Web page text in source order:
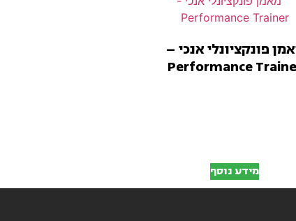
פונקציונלי אנכי –
Performance
מידע נוסף